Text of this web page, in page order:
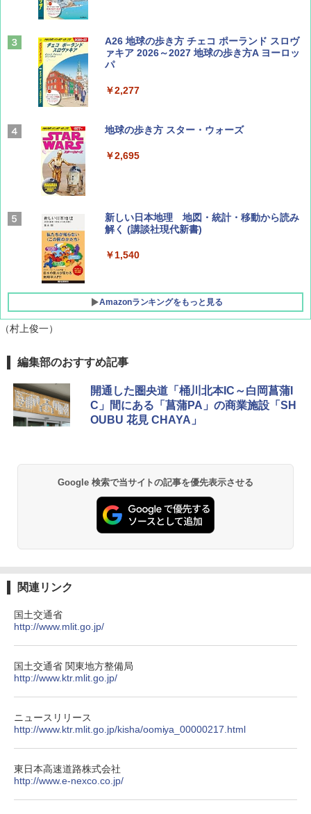
山と溪谷 2026年8月号「南アルプス大全」
￥1,540
AIRLINE（エアライン）2026年9月号【特
BE-PAL(ビ-パル) 2026年 9 月号【特別付録:
SOTO ミニマル"旅"財布 ランダム2種】
￥1,500
A26 地球の歩き方 チェコ ポーランド スロヴ
ァキア 2026～2027 地球の歩き方A ヨーロッ
パ
￥2,277
地球の歩き方 スター・ウォーズ
￥2,695
新しい日本地理 地図・統計・移動から読み
解く (講談社現代新書)
￥1,540
Amazonランキングをもっと見る
[キャンパーズコレクション 山善] ポップアッ
プテント 傘みたいに広げて畳める パッとサ
ッとサンシェード キューブ フルクローズ メ
ッシュ 簡単設置 ワンタッチテント キャンプ
&ハイキング カーキ PATC-150(KH)
ト プライバシー テント 【中が透けない】 1
人用 折りたたみ 防災グッズ 災害用トイレ ビ
ーチ ピクニック ポップアップテント 携帯 簡
易 トイレテント (ブラック)
[キャンパーズコレクション 山善] 傘みたいに
広げるだけ パッとサッとテント ブラックコ
ーティング フルクローズ メッシュ 3-4人用
￥8,991
Coleman(コールマン) ツーリングドーム/LD
X 2人用 3人用 キャンプ アウトドア フェス
BUNDOK(バンドック)ソロ ドーム 1 EX BDK
-08EX カーキ ソロキャンプ ポリエステル フ
レーム テント
￥14,800
￥2,980
熊撃退スプレー 熊よけスプレー 熊スプレー
【日本企業販売】超強力クマ対策スプレー 30
￥3,680
DEWEL パラソル 大型 ビーチ アウトドアパ
ラソル ガーデン サイトシート付 折りたたみ
￥6,459
ポインターライト 強力 小型 緑色/赤色/青紫色
USB充電式 高精度 超長距離照射 長時間使用
（村上俊一）
編集部のおすすめ記事
開通した圏央道「桶川北本IC～白岡菖蒲I
C」間にある「菖蒲PA」の商業施設「SH
OUBU 花見 CHAYA」
Google 検索で当サイトの記事を優先表示させる
関連リンク
国土交通省
http://www.mlit.go.jp/
国土交通省 関東地方整備局
http://www.ktr.mlit.go.jp/
ニュースリリース
http://www.ktr.mlit.go.jp/kisha/oomiya_00000217.html
東日本高速道路株式会社
http://www.e-nexco.co.jp/